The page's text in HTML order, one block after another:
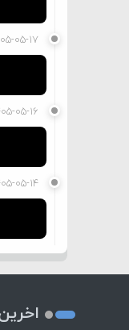
۱۴۰۵-
۱۴۰۵-
۱۴۰۵-